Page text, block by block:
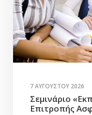
7 ΑΥΓΟΎΣΤΟΥ 2026
Σεμινάριο
Επιτροπής